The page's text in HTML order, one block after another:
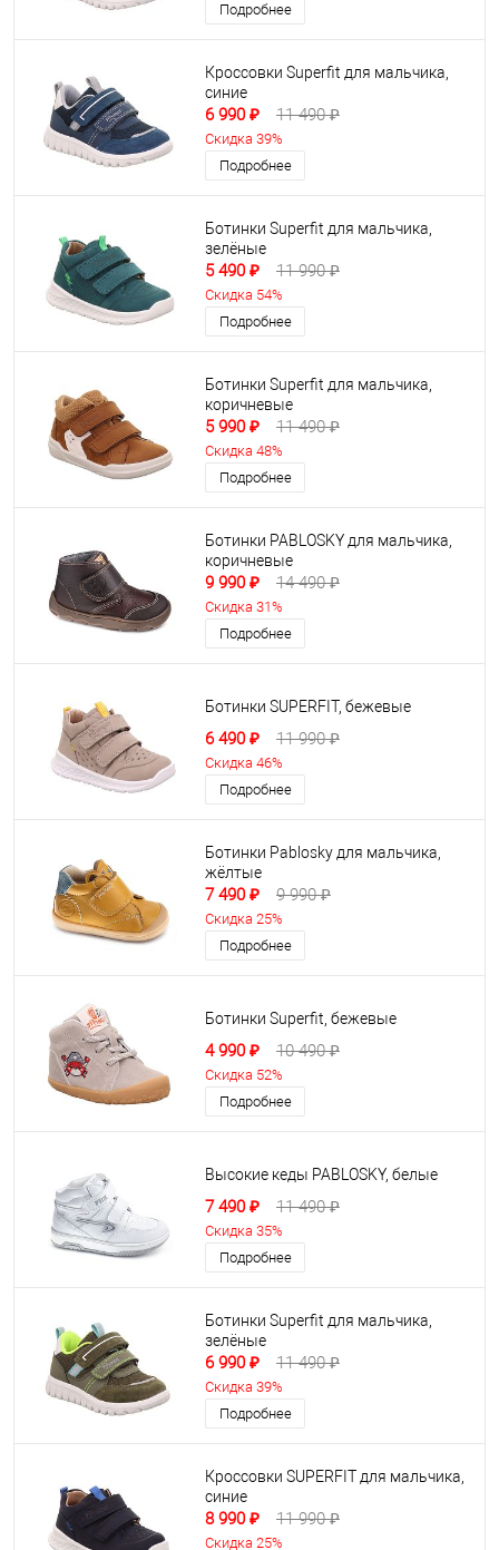
Подробнее
Кроссовки Superfit для мальчика,
синие
6 990 ₽ 11 490 ₽
Скидка 39%
Подробнее
Ботинки Superfit для мальчика,
зелёные
5 490 ₽ 11 990 ₽
Скидка 54%
Подробнее
Ботинки Superfit для мальчика,
коричневые
5 990 ₽ 11 490 ₽
Скидка 48%
Подробнее
Ботинки PABLOSKY для мальчика,
коричневые
9 990 ₽ 14 490 ₽
Скидка 31%
Подробнее
Ботинки SUPERFIT, бежевые
6 490 ₽ 11 990 ₽
Скидка 46%
Подробнее
Ботинки Pablosky для мальчика,
жёлтые
7 490 ₽ 9 990 ₽
Скидка 25%
Подробнее
Ботинки Superfit, бежевые
4 990 ₽ 10 490 ₽
Скидка 52%
Подробнее
Высокие кеды PABLOSKY, белые
7 490 ₽ 11 490 ₽
Скидка 35%
Подробнее
Ботинки Superfit для мальчика,
зелёные
6 990 ₽ 11 490 ₽
Скидка 39%
Подробнее
Кроссовки SUPERFIT для мальчика,
синие
8 990 ₽ 11 990 ₽
Скидка 25%